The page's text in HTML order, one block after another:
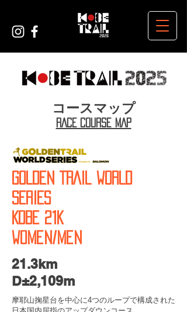
​コースマップ
RACE course MAP
GOLDEN TRAIL WORLD
SERIES
KOBE 21k
WOMen/Men
21.3km
D±2,109m
​摩耶山掬星台を中心に4つのループで構成された